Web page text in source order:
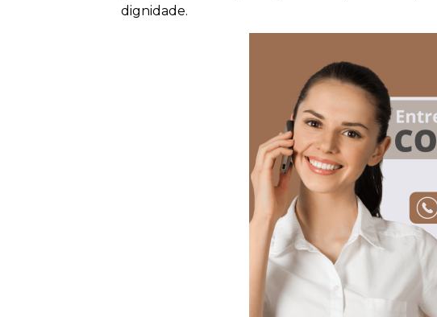
dignidade.